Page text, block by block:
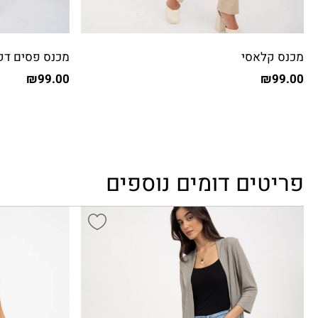
מכנס קלאסי
₪99.00
מכנס פסים
₪99.00
פריטים דומים נוספים